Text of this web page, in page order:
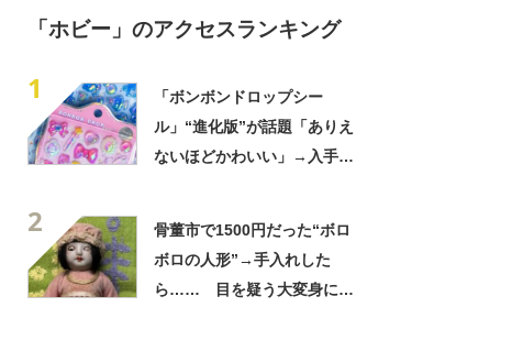
「ホビー」のアクセスランキング
1
「ボンボンドロップシー
ル」“進化版”が話題「ありえ
ないほどかわいい」→入手は
2
骨董市で1500円だった“ボロ
ボロの人形”→手入れした
ら…… 目を疑う大変身に